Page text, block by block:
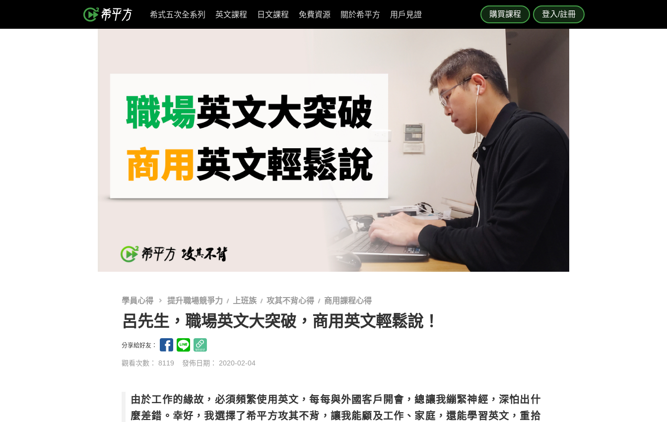
購買課程 登入/註冊
希式五次全系列 英文課程 日文課程 免費資源 關於希平方 用戶見證
學員心得 提升職場競爭力 上班族 攻其不背心得 商用課程心得
呂先生，職場英文大突破，商用英文輕鬆說！
分享給好友：
觀看次數： 8119 發佈日期： 2020-02-04
由於工作的緣故，必須頻繁使用英文，每每與外國客戶開會，總讓我繃緊神經，深怕出什
麼差錯。幸好，我選擇了希平方攻其不背，讓我能顧及工作、家庭，還能學習英文，重拾